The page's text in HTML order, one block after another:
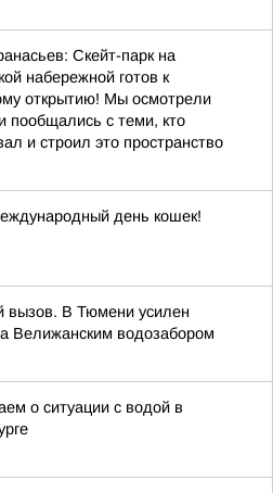
Скейт-парк на
набережной готов к
открытию! Мы осмотрели
пообщались с теми, кто
и строил это пространство
день кошек!
вызов. В Тюмени усилен
Велижанским водозабором
о ситуации с водой в